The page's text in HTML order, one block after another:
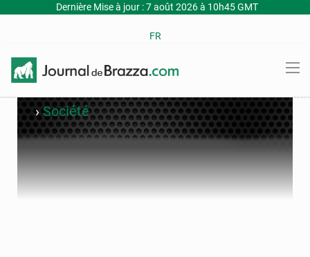
Dernière Mise à jour : 7 août 2026 à 10h45 GMT
FR
›Société